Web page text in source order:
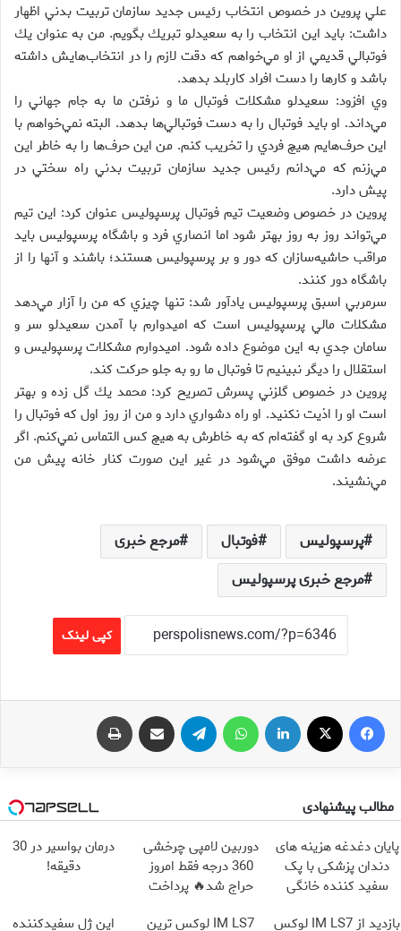
علي پروين در خصوص انتخاب رئيس جديد سازمان تربيت بدني اظهار
داشت: بايد اين انتخاب را به سعيدلو تبريك بگويم. من به عنوان يك
فوتبالي قديمي از او مي‌خواهم كه دقت لازم را در انتخاب‌هايش داشته
باشد و كارها را دست افراد كاربلد بدهد.
وي افزود: سعيدلو مشكلات فوتبال ما و نرفتن ما به جام جهاني را
مي‌داند. او بايد فوتبال را به دست فوتبالي‌ها بدهد. البته نمي‌خواهم با
اين حرف‌هايم هيچ فردي را تخريب كنم. من اين حرف‌ها را به خاطر اين
مي‌زنم كه مي‌دانم رئيس جديد سازمان تربيت بدني راه سختي در
پيش دارد.
پروين در خصوص وضعيت تيم فوتبال پرسپوليس عنوان كرد: اين تيم
مي‌تواند روز به روز بهتر شود اما انصاري فرد و باشگاه پرسپوليس بايد
مراقب حاشيه‌سازان كه دور و بر پرسپوليس هستند؛ باشند و آنها را از
باشگاه دور كنند.
سرمربي اسبق پرسپوليس يادآور شد: تنها چيزي كه من را آزار مي‌دهد
مشكلات مالي پرسپوليس است كه اميدوارم با آمدن سعيدلو سر و
سامان جدي به اين موضوع داده شود. اميدوارم مشكلات پرسپوليس و
استقلال را ديگر نبينيم تا فوتبال ما رو به جلو حركت كند.
پروين در خصوص گلزني پسرش تصريح كرد: محمد يك گل زده و بهتر
است او را اذيت نكنيد. او راه دشواري دارد و من از روز اول كه فوتبال را
شروع كرد به او گفته‌ام كه به خاطرش به هيچ كس التماس نمي‌كنم. اگر
عرضه داشت موفق مي‌شود در غير اين صورت كنار خانه پيش من
مي‌نشيند.
پرسپولیس فوتبال
مرجع خبری
مرجع خبری پرسپولیس
کپی لینک
فیس بوک لینکدین تلگرام اشتراک گذاری از طریق ایمیل
مطالب پیشنهادی
پایان دغدغه هزینه های
دندان پزشکی با پک
سفید کننده خانگی
دوربین لامپی چرخشی
360 درجه فقط امروز
حراج شد🔥 پرداخت
درمان بواسیر در 30
دقیقه!
بازدید از IM LS7 لوکس IM LS7 لوکس ترین این ژل سفیدکننده